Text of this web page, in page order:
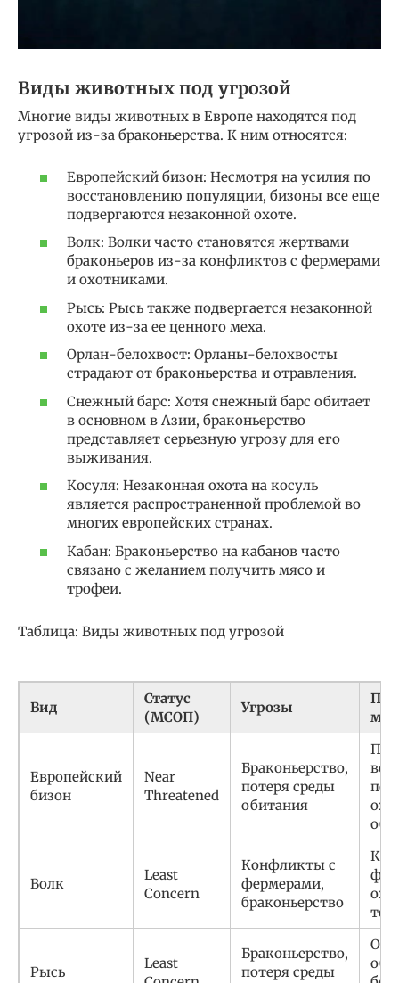
Виды животных под угрозой
Многие виды животных в Европе находятся под
угрозой из-за браконьерства. К ним относятся:
Европейский бизон: Несмотря на усилия по
восстановлению популяции, бизоны все еще
подвергаются незаконной охоте.
Волк: Волки часто становятся жертвами
браконьеров из-за конфликтов с фермерами
и охотниками.
Рысь: Рысь также подвергается незаконной
охоте из-за ее ценного меха.
Орлан-белохвост: Орланы-белохвосты
страдают от браконьерства и отравления.
Снежный барс: Хотя снежный барс обитает
в основном в Азии, браконьерство
представляет серьезную угрозу для его
выживания.
Косуля: Незаконная охота на косуль
является распространенной проблемой во
многих европейских странах.
Кабан: Браконьерство на кабанов часто
связано с желанием получить мясо и
трофеи.
Таблица: Виды животных под угрозой
Вид
Статус
(МСОП)
Угрозы
Европейский
бизон
Near
Threatened
Браконьерство,
потеря среды
обитания
Волк
Least
Concern
Конфликты с
фермерами,
браконьерство
Рысь
Least
Браконьерство,
потеря среды